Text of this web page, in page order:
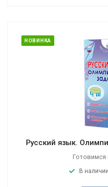
НОВИНКА
Русский язык.
Готовимся
В наличии